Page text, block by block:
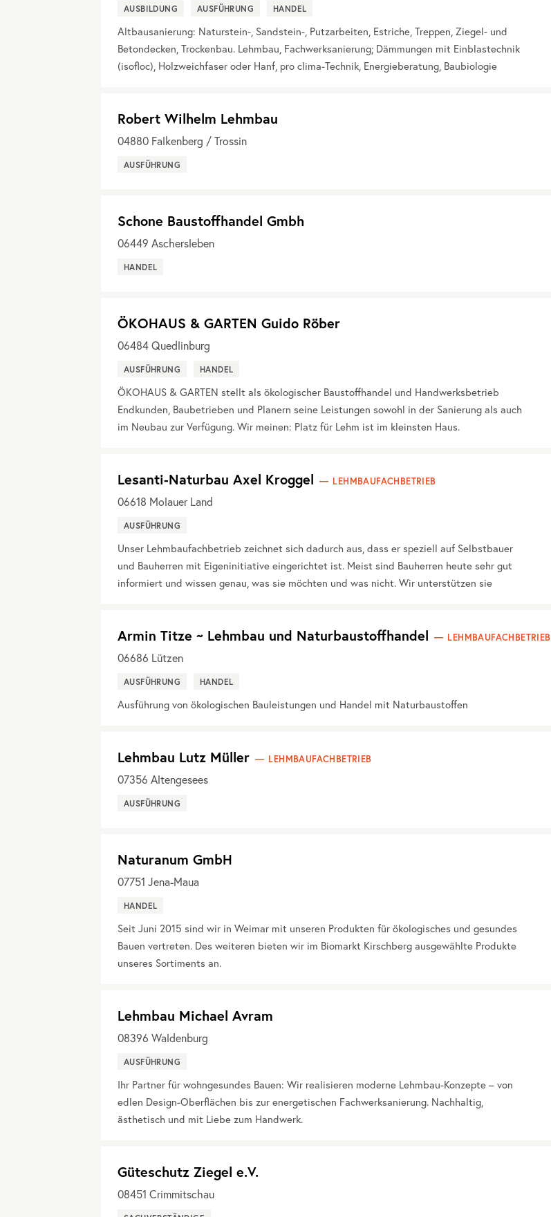
AUSBILDUNG AUSFÜHRUNG HANDEL
Altbausanierung: Naturstein-, Sandstein-, Putzarbeiten, Estriche, Treppen, Ziegel- und
Betondecken, Trockenbau. Lehmbau, Fachwerksanierung; Dämmungen mit Einblastechnik
(isofloc), Holzweichfaser oder Hanf, pro clima-Technik, Energieberatung, Baubiologie
Robert Wilhelm Lehmbau
04880 Falkenberg / Trossin
AUSFÜHRUNG
Schone Baustoffhandel Gmbh
06449 Aschersleben
HANDEL
ÖKOHAUS & GARTEN Guido Röber
06484Quedlinburg
AUSFÜHRUNG HANDEL
ÖKOHAUS & GARTEN stellt als ökologischer Baustoffhandel und Handwerksbetrieb
Endkunden, Baubetrieben und Planern seine Leistungen sowohl in der Sanierung als auch
im Neubau zur Verfügung. Wir meinen: Platz für Lehm ist im kleinsten Haus.
Lesanti-Naturbau Axel Kroggel LEHMBAUFACHBETRIEB
06618 Molauer Land
AUSFÜHRUNG
Unser Lehmbaufachbetrieb zeichnet sich dadurch aus, dass er speziell auf Selbstbauer
und Bauherren mit Eigeninitiative eingerichtet ist. Meist sind Bauherren heute sehr gut
informiert und wissen genau, was sie möchten und was nicht. Wir unterstützen sie
Armin Titze ~ Lehmbau und Naturbaustoffhandel LEHMBAUFACHBETRIEB
06686 Lützen
AUSFÜHRUNG HANDEL
Ausführung von ökologischen Bauleistungen und Handel mit Naturbaustoffen
Lehmbau Lutz Müller LEHMBAUFACHBETRIEB
07356 Altengesees
AUSFÜHRUNG
Naturanum GmbH
07751 Jena-Maua
HANDEL
Seit Juni 2015 sind wir in Weimar mit unseren Produkten für ökologisches und gesundes
Bauen vertreten. Des weiteren bieten wir im Biomarkt Kirschberg ausgewählte Produkte
unseres Sortiments an.
Lehmbau Michael Avram
08396 Waldenburg
AUSFÜHRUNG
Ihr Partner für wohngesundes Bauen: Wir realisieren moderne Lehmbau-Konzepte – von
edlen Design-Oberflächen bis zur energetischen Fachwerksanierung. Nachhaltig,
ästhetisch und mit Liebe zum Handwerk.
Güteschutz Ziegel e.V.
08451 Crimmitschau